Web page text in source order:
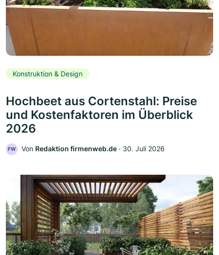
Konstruktion & Design
Hochbeet aus Cortenstahl: Preise
und Kostenfaktoren im Überblick
2026
FW Von Redaktion firmenweb.de ‧ 30. Juli 2026